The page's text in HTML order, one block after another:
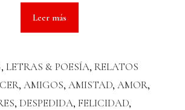
Leer más
,LETRAS & POESÍA,RELATOS
,AMIGOS,AMISTAD,AMOR,
, DESPEDIDA, FELICIDAD,